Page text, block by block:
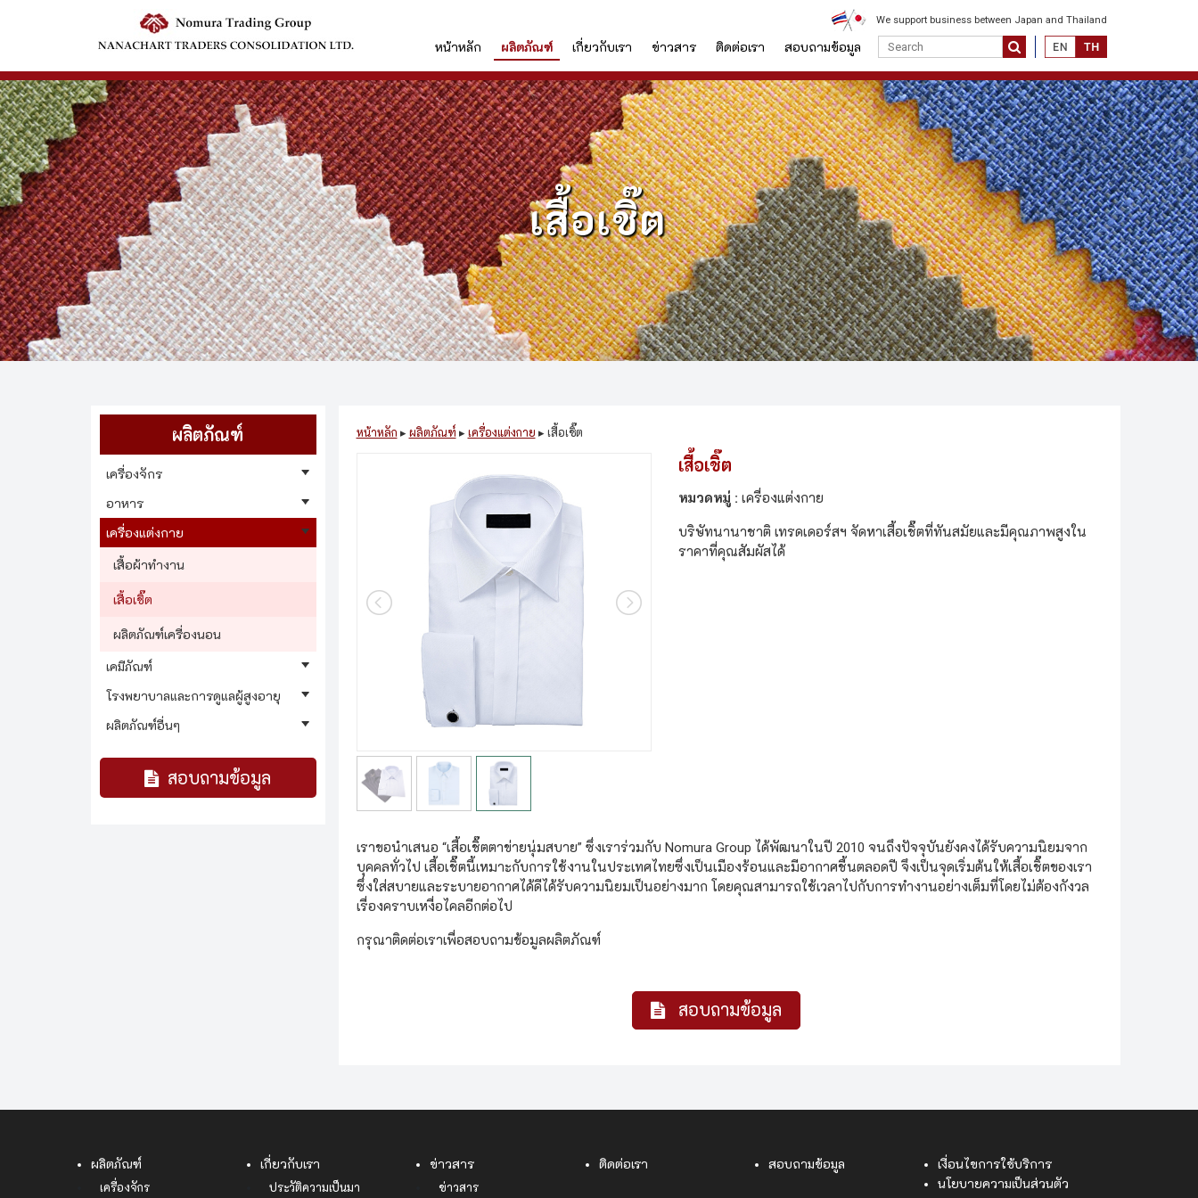
We support business between Japan and Thailand
หน้าหลัก ผลิตภัณฑ์ เกี่ยวกับเรา ข่าวสาร ติดต่อเรา สอบถามข้อมูล
เสื้อเชิ๊ต
ผลิตภัณฑ์
เครื่องจักร
อาหาร
เครื่องแต่งกาย
เสื้อผ้าทำงาน
เสื้อเชิ๊ต
ผลิตภัณฑ์เครื่องนอน
เคมีภัณฑ์
โรงพยาบาลและการดูแลผู้สูงอายุ
ผลิตภัณฑ์อื่นๆ
สอบถามข้อมูล
หน้าหลัก ▸ ผลิตภัณฑ์ ▸ เครื่องแต่งกาย ▸ เสื้อเชิ๊ต
เสื้อเชิ๊ต
หมวดหมู่ : เครื่องแต่งกาย
บริษัทนานาชาติ เทรดเดอร์สฯ จัดหาเสื้อเชิ๊ตที่ทันสมัยและมีคุณภาพสูงใน
ราคาที่คุณสัมผัสได้
เราขอนำเสนอ “เสื้อเชิ๊ตตาข่ายนุ่มสบาย” ซึ่งเราร่วมกับ Nomura Group ได้พัฒนาในปี 2010 จนถึงปัจจุบันยังคงได้รับความนิยมจาก
บุคคลทั่วไป เสื้อเชิ๊ตนี้เหมาะกับการใช้งานในประเทศไทยซึ่งเป็นเมืองร้อนและมีอากาศชื้นตลอดปี จึงเป็นจุดเริ่มต้นให้เสื้อเชิ๊ตของเรา
ซึ่งใส่สบายและระบายอากาศได้ดีได้รับความนิยมเป็นอย่างมาก โดยคุณสามารถใช้เวลาไปกับการทำงานอย่างเต็มที่โดยไม่ต้องกังวล
เรื่องคราบเหงื่อไคลอีกต่อไป
กรุณาติดต่อเราเพื่อสอบถามข้อมูลผลิตภัณฑ์
สอบถามข้อมูล
ผลิตภัณฑ์
เครื่องจักร
เกี่ยวกับเรา
ประวัติความเป็นมา
ข่าวสาร
ข่าวสาร
ติดต่อเรา สอบถามข้อมูล
เงื่อนไขการใช้บริการ
นโยบายความเป็นส่วนตัว